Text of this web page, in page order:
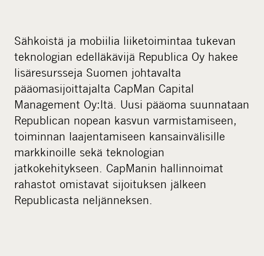
l
m
e
d
i
a
Sähkoistä ja mobiilia liiketoimintaa tukevan
teknologian edelläkävijä Republica Oy hakee
lisäresursseja Suomen johtavalta
pääomasijoittajalta CapMan Capital
Management Oy:ltä. Uusi pääoma suunnataan
Republican nopean kasvun varmistamiseen,
toiminnan laajentamiseen kansainvälisille
markkinoille sekä teknologian
jatkokehitykseen. CapManin hallinnoimat
rahastot omistavat sijoituksen jälkeen
Republicasta neljänneksen.